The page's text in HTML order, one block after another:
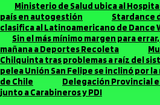
Ministerio de Salud ubica al Hospital
país en autogestión
Stardance
clasifica al Latinoamericano de Dance
Sin el más mínimo margen para
mañana a Deportes Recoleta
Chilquinta tras problemas a raíz del
pelea Unión San Felipe se inclinó por
de Chile
Delegación Provincial
junto a Carabineros y PDI